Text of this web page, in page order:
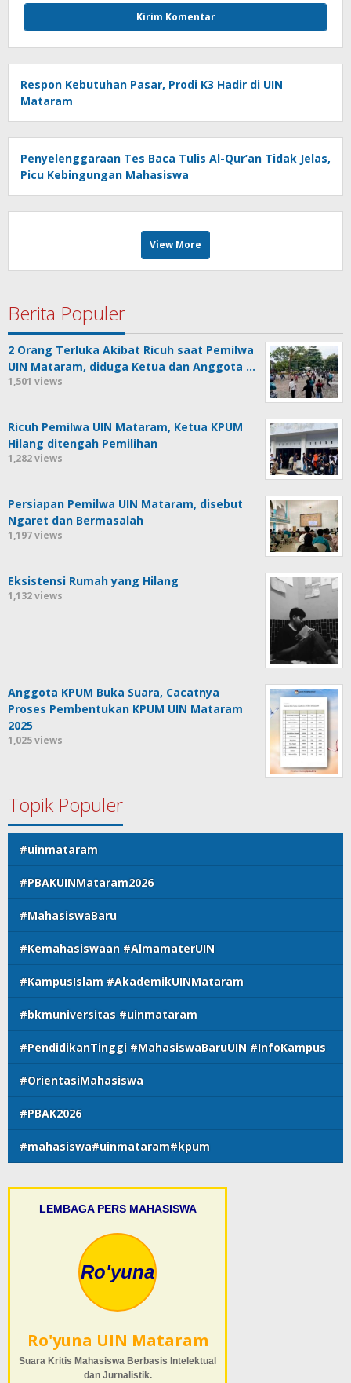
Respon Kebutuhan Pasar, Prodi K3 Hadir di UIN
Mataram
Penyelenggaraan Tes Baca Tulis Al-Qur’an Tidak Jelas,
Picu Kebingungan Mahasiswa
View More
Berita Populer
2 Orang Terluka Akibat Ricuh saat Pemilwa
UIN Mataram, diduga Ketua dan Anggota …
1,501 views
Ricuh Pemilwa UIN Mataram, Ketua KPUM
Hilang ditengah Pemilihan
1,282 views
Persiapan Pemilwa UIN Mataram, disebut
Ngaret dan Bermasalah
1,197 views
Eksistensi Rumah yang Hilang
1,132 views
Anggota KPUM Buka Suara, Cacatnya
Proses Pembentukan KPUM UIN Mataram
2025
1,025 views
Topik Populer
#uinmataram
#PBAKUINMataram2026
#MahasiswaBaru
#Kemahasiswaan #AlmamaterUIN
#KampusIslam #AkademikUINMataram
#bkmuniversitas #uinmataram
#PendidikanTinggi #MahasiswaBaruUIN #InfoKampus
#OrientasiMahasiswa
#PBAK2026
#mahasiswa#uinmataram#kpum
LEMBAGA PERS MAHASISWA
Ro'yuna
Ro'yuna UIN Mataram
Suara Kritis Mahasiswa Berbasis Intelektual
dan Jurnalistik.